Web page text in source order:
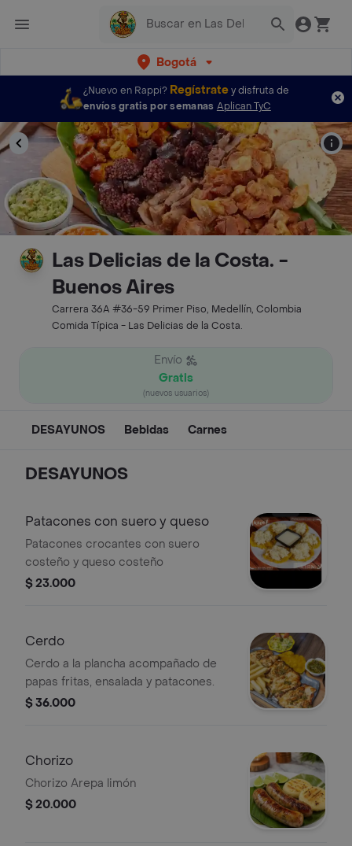
Bogotá
¿Nuevo en Rappi? Regístratey disfruta de
envíos gratis por semanas Aplican TyC
Las Delicias de la Costa. -
Buenos Aires
Carrera 36A #36-59 Primer Piso, Medellín, Colombia
Comida Típica - Las Delicias de la Costa.
Envío
Gratis
(nuevos usuarios)
DESAYUNOS Bebidas Carnes
DESAYUNOS
Patacones con suero y queso
Patacones crocantes con suero
costeño y queso costeño
$ 23.000
Cerdo
Cerdo a la plancha acompañado de
papas fritas, ensalada y patacones.
$ 36.000
Chorizo
Chorizo Arepa limón
$ 20.000